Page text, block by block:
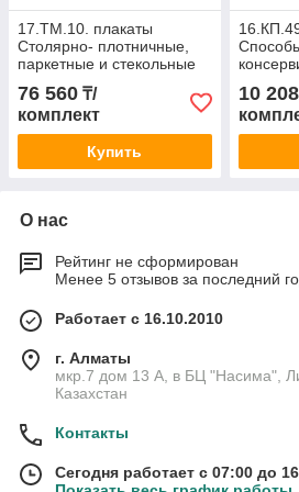
17.ТМ.10. плакаты
Столярно- плотничные,
паркетные и стекольные
работы, 60х90 см, 30 шт
76 560 ₸/
комплект
Купить
и
10 208
О нас
Рейтинг не сформирован
Менее 5 отзывов за последний
Работает с 16.10.2010
г. Алматы
мкр.7 дом 13 А, в БЦ "Насима",
Казахстан
Контакты
Сегодня работает с 07:00 до